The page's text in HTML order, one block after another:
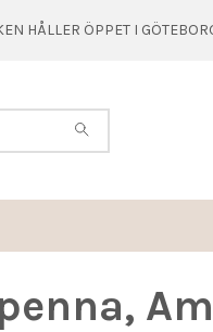
HÅLLER ÖPPET I